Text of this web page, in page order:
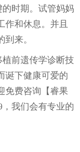
时期。试管妈妈
作和休息。并且
来。
前遗传学诊断技
诞下健康可爱的
免费咨询 【睿果
，我们会有专业的